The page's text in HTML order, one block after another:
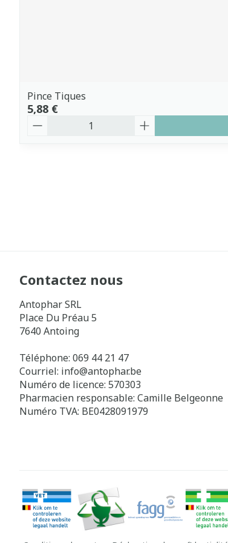
Pince Tiques
5,88 €
Contactez nous
Antophar SRL
Place Du Préau 5
7640 Antoing
Téléphone: 069 44 21 47
Courriel: info@antophar.be
Numéro de licence: 570303
Pharmacien responsable: Camille Belgeonne
Numéro TVA: BE0428091979